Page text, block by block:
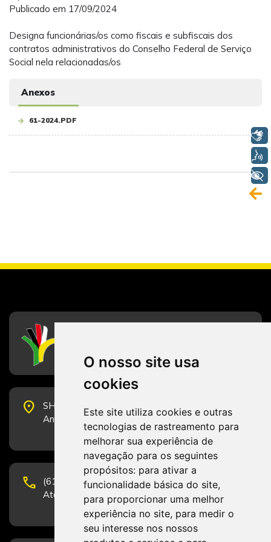
O nosso site usa
cookies
Este site utiliza cookies e outras
tecnologias de rastreamento para
melhorar sua experiência de
navegação para os seguintes
propósitos: para ativar a
funcionalidade básica do site,
para proporcionar uma melhor
experiência no site, para medir o
seu interesse nos nossos
Publicado em 17/09/2024
Designa funcionárias/os como fiscais e subfiscais dos
contratos administrativos do Conselho Federal de Serviço
Social nela relacionadas/os
Anexos
61-2024.PDF
place
SHS Quadra 6, Bloco E, Complexo Brasil 21, 20º
Andar, Sala 2001 - CEP 70322-915 - Brasília/DF
phone
(61) 3223-1652 e (61) 98131-3801.
Atendimento por telefone em horário comercial
Libras
+ Acessibilidade